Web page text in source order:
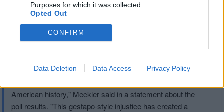
Purposes for which it was collected.
Opted Out
CONFIRM
Data Deletion Data Access Privacy Policy
that the raid increased their drive to vote. But the boost in
motivation might only be the tip of the anticipated "voting
surge" in November in response to the raid, according to
Convention of States Action President Mark Meckler.
"Independent and Republican voters are united in their
American history," Meckler said in a statement about the
poll results. "This gestapo-style injustice has created a